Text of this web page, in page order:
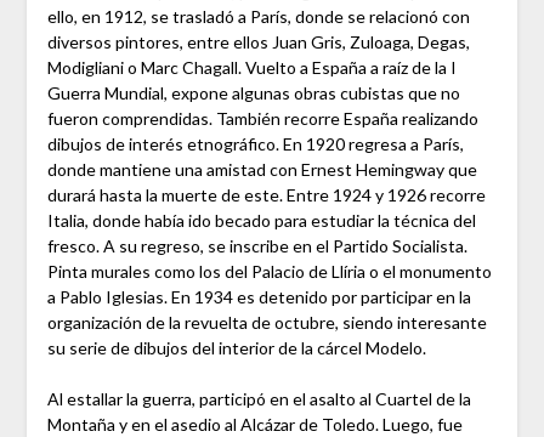
ello, en 1912, se trasladó a París, donde se relacionó con
diversos pintores, entre ellos Juan Gris, Zuloaga, Degas,
Modigliani o Marc Chagall. Vuelto a España a raíz de la I
Guerra Mundial, expone algunas obras cubistas que no
fueron comprendidas. También recorre España realizando
dibujos de interés etnográfico. En 1920 regresa a París,
donde mantiene una amistad con Ernest Hemingway que
durará hasta la muerte de este. Entre 1924 y 1926 recorre
Italia, donde había ido becado para estudiar la técnica del
fresco. A su regreso, se inscribe en el Partido Socialista.
Pinta murales como los del Palacio de Llíria o el monumento
a Pablo Iglesias. En 1934 es detenido por participar en la
organización de la revuelta de octubre, siendo interesante
su serie de dibujos del interior de la cárcel Modelo.
Al estallar la guerra, participó en el asalto al Cuartel de la
Montaña y en el asedio al Alcázar de Toledo. Luego, fue